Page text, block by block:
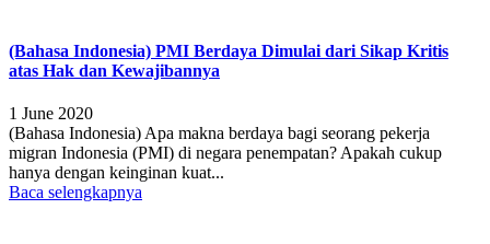
(Bahasa Indonesia) PMI Berdaya Dimulai dari Sikap Kritis
atas Hak dan Kewajibannya
1 June 2020
(Bahasa Indonesia) Apa makna berdaya bagi seorang pekerja
migran Indonesia (PMI) di negara penempatan? Apakah cukup
hanya dengan keinginan kuat...
Baca selengkapnya